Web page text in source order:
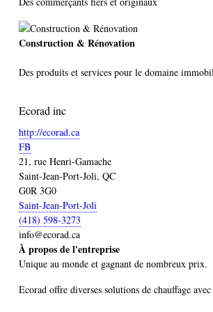
Construction & Rénovation
Des produits et services pour le domaine
Ecorad inc
http://ecorad.ca
FB
21, rue Henri-Gamache
Saint-Jean-Port-Joli, QC
G0R 3G0
Saint-Jean-Port-Joli
(418) 598-3273
info@ecorad.ca
À propos de l'entreprise
Unique au monde et gagnant de nombreux prix.
Ecorad offre diverses solutions de chauffage